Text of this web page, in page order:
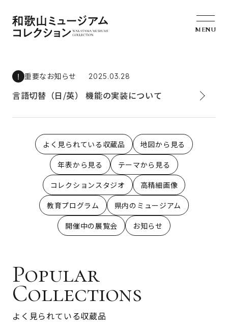
MENU
重要なお知らせ 2025.03.28
言語切替（日/英） 機能の実装について
よく見られている収蔵品
地図から見る
年表から見る
テーマから見る
コレクションスタジオ
高精細画像
教育プログラム
県内のミュージアム
開催中の展覧会
お知らせ
Popular
Collections
よく見られている収蔵品